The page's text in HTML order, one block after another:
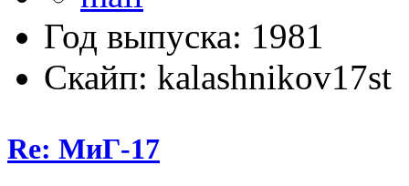
Год выпуска: 1981
Скайп: kalashnikov17st
Re: МиГ-17